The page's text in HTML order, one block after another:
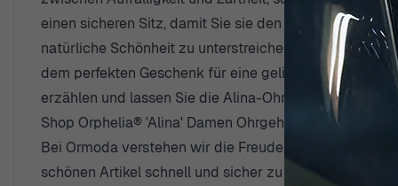
einen sicheren Sitz, damit Sie sie den ganzen Tag
natürliche Schönheit zu unterstreichen, sodass sie
dem perfekten Geschenk für eine geliebte Person
erzählen und lassen Sie die Alina-Ohringe Teil Ihrer
Shop Orphelia® 'Alina' Damen Ohrgehänge aus
Bei Ormoda verstehen wir die Freude, das perfekte
schönen Artikel schnell und sicher zu Ihnen nach